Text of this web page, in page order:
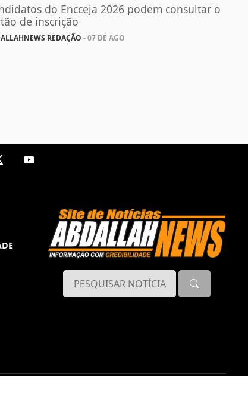
do Encceja 2026 podem consultar o
de inscrição
REDAÇÃO - 07 DE AGO